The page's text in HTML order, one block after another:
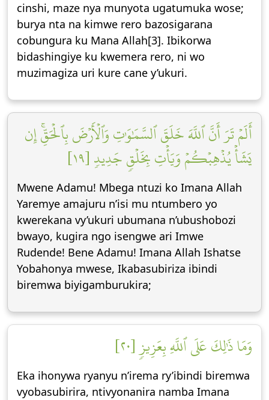
cinshi, maze nya munyota ugatumuka wose;
burya nta na kimwe rero bazosigarana
cobungura ku Mana Allah[3]. Ibikorwa
bidashingiye ku kwemera rero, ni wo
muzimagiza uri kure cane y’ukuri.
أَلَمۡ تَرَ أَنَّ ٱللَّهَ خَلَقَ ٱلسَّمَٰوَٰتِ وَٱلۡأَرۡضَ بِٱلۡحَقِّۚ إِن
يَشَأۡ يُذۡهِبۡكُمۡ وَيَأۡتِ بِخَلۡقٖ جَدِيدٖ [١٩]
Mwene Adamu! Mbega ntuzi ko Imana Allah
Yaremye amajuru n’isi mu ntumbero yo
kwerekana vy’ukuri ubumana n’ubushobozi
bwayo, kugira ngo isengwe ari Imwe
Rudende! Bene Adamu! Imana Allah Ishatse
Yobahonya mwese, Ikabasubiriza ibindi
biremwa biyigamburukira;
وَمَا ذَٰلِكَ عَلَى ٱللَّهِ بِعَزِيزٖ [٢٠]
Eka ihonywa ryanyu n’irema ry’ibindi biremwa
vyobasubirira, ntivyonanira namba Imana